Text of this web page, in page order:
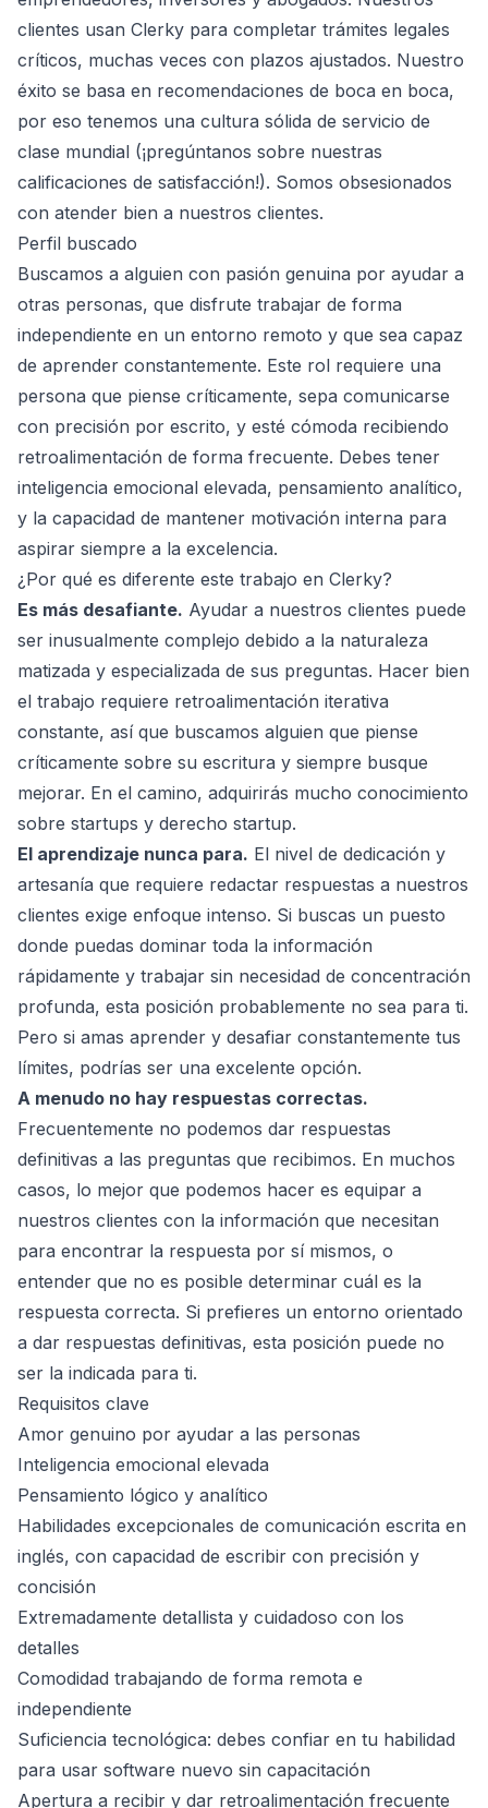
clientes usan Clerky para completar trámites legales
críticos, muchas veces con plazos ajustados. Nuestro
éxito se basa en recomendaciones de boca en boca,
por eso tenemos una cultura sólida de servicio de
clase mundial (¡pregúntanos sobre nuestras
calificaciones de satisfacción!). Somos obsesionados
con atender bien a nuestros clientes.
Perfil buscado
Buscamos a alguien con pasión genuina por ayudar a
otras personas, que disfrute trabajar de forma
independiente en un entorno remoto y que sea capaz
de aprender constantemente. Este rol requiere una
persona que piense críticamente, sepa comunicarse
con precisión por escrito, y esté cómoda recibiendo
retroalimentación de forma frecuente. Debes tener
inteligencia emocional elevada, pensamiento analítico,
y la capacidad de mantener motivación interna para
aspirar siempre a la excelencia.
¿Por qué es diferente este trabajo en Clerky?
Es más desafiante. Ayudar a nuestros clientes puede
ser inusualmente complejo debido a la naturaleza
matizada y especializada de sus preguntas. Hacer bien
el trabajo requiere retroalimentación iterativa
constante, así que buscamos alguien que piense
críticamente sobre su escritura y siempre busque
mejorar. En el camino, adquirirás mucho conocimiento
sobre startups y derecho startup.
El aprendizaje nunca para. El nivel de dedicación y
artesanía que requiere redactar respuestas a nuestros
clientes exige enfoque intenso. Si buscas un puesto
donde puedas dominar toda la información
rápidamente y trabajar sin necesidad de concentración
profunda, esta posición probablemente no sea para ti.
Pero si amas aprender y desafiar constantemente tus
límites, podrías ser una excelente opción.
A menudo no hay respuestas correctas.
Frecuentemente no podemos dar respuestas
definitivas a las preguntas que recibimos. En muchos
casos, lo mejor que podemos hacer es equipar a
nuestros clientes con la información que necesitan
para encontrar la respuesta por sí mismos, o
entender que no es posible determinar cuál es la
respuesta correcta. Si prefieres un entorno orientado
a dar respuestas definitivas, esta posición puede no
ser la indicada para ti.
Requisitos clave
Amor genuino por ayudar a las personas
Inteligencia emocional elevada
Pensamiento lógico y analítico
Habilidades excepcionales de comunicación escrita en
inglés, con capacidad de escribir con precisión y
concisión
Extremadamente detallista y cuidadoso con los
detalles
Comodidad trabajando de forma remota e
independiente
Suficiencia tecnológica: debes confiar en tu habilidad
para usar software nuevo sin capacitación
Apertura a recibir y dar retroalimentación frecuente